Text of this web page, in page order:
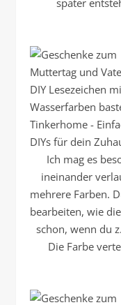
später
Ich mag es
ineinander
mehrere Farben.
bearbeiten, wie
schon, wenn du
Die Farbe